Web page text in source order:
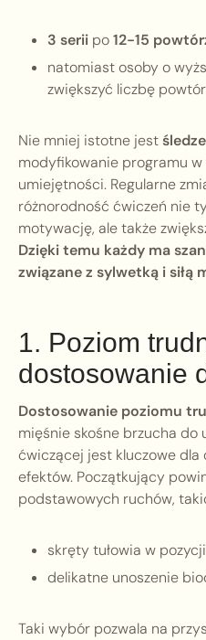
3 serii po12-15
natomiast osoby o
zwiększyć liczbę
Nie mniej istotne jest
modyfikowanie programu
umiejętności. Regularne
różnorodność ćwiczeń nie
motywację, ale także
Dzięki temu każdy ma
związane z sylwetką i siłą
1. Poziom
dostosowanie
Dostosowanie poziomu
mięśnie skośne brzucha do
ćwiczącej jest kluczowe dla
efektów. Początkujący
podstawowych ruchów,
skręty tułowia w
delikatne unoszenie
Taki wybór pozwala na